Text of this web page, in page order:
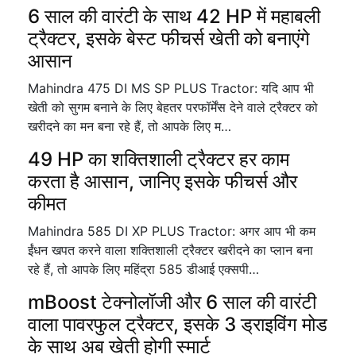
6 साल की वारंटी के साथ 42 HP में महाबली
ट्रैक्टर, इसके बेस्ट फीचर्स खेती को बनाएंगे
आसान
Mahindra 475 DI MS SP PLUS Tractor: यदि आप भी
खेती को सुगम बनाने के लिए बेहतर परफॉर्मेंस देने वाले ट्रैक्टर को
खरीदने का मन बना रहे हैं, तो आपके लिए म…
49 HP का शक्तिशाली ट्रैक्टर हर काम
करता है आसान, जानिए इसके फीचर्स और
कीमत
Mahindra 585 DI XP PLUS Tractor: अगर आप भी कम
ईंधन खपत करने वाला शक्तिशाली ट्रैक्टर खरीदने का प्लान बना
रहे हैं, तो आपके लिए महिंद्रा 585 डीआई एक्सपी…
mBoost टेक्नोलॉजी और 6 साल की वारंटी
वाला पावरफुल ट्रैक्टर, इसके 3 ड्राइविंग मोड
के साथ अब खेती होगी स्मार्ट